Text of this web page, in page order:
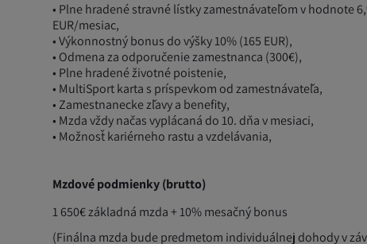
• Plne hradené stravné lístky zamestnávateľom v hodnote
EUR/mesiac,
• Výkonnostný bonus do výšky 10% (165 EUR),
• Odmena za odporučenie zamestnanca (300€),
• Plne hradené životné poistenie,
• MultiSport karta s príspevkom od zamestnávateľa,
• Zamestnanecke zľavy a benefity,
• Mzda vždy načas vyplácaná do 10. dňa v mesiaci,
• Možnosť kariérneho rastu a vzdelávania,
Mzdové podmienky (brutto)
1 650€ základná mzda + 10% mesačný bonus
(Finálna mzda bude predmetom individuálnej dohody v